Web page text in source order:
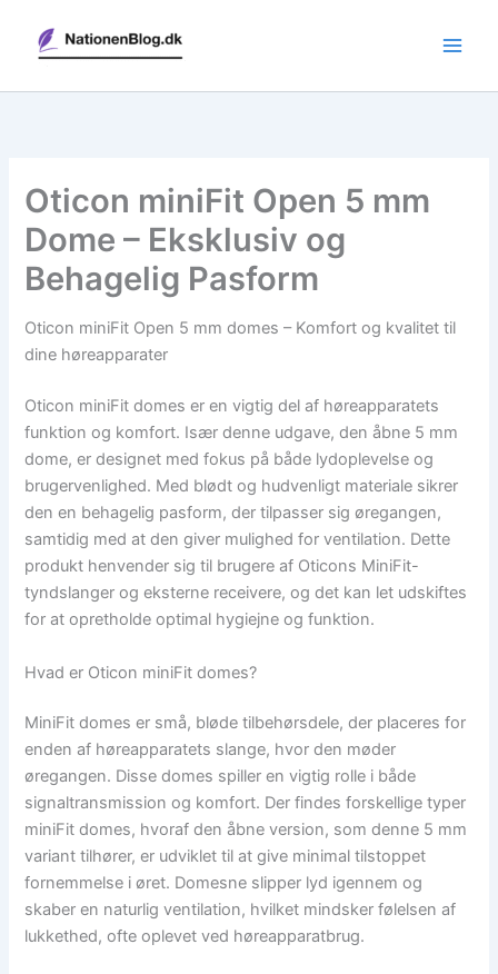
indholdet
Oticon miniFit Open 5 mm
Dome – Eksklusiv og
Behagelig Pasform
Oticon miniFit Open 5 mm domes – Komfort og kvalitet til
dine høreapparater
Oticon miniFit domes er en vigtig del af høreapparatets
funktion og komfort. Især denne udgave, den åbne 5 mm
dome, er designet med fokus på både lydoplevelse og
brugervenlighed. Med blødt og hudvenligt materiale sikrer
den en behagelig pasform, der tilpasser sig øregangen,
samtidig med at den giver mulighed for ventilation. Dette
produkt henvender sig til brugere af Oticons MiniFit-
tyndslanger og eksterne receivere, og det kan let udskiftes
for at opretholde optimal hygiejne og funktion.
Hvad er Oticon miniFit domes?
MiniFit domes er små, bløde tilbehørsdele, der placeres for
enden af høreapparatets slange, hvor den møder
øregangen. Disse domes spiller en vigtig rolle i både
signaltransmission og komfort. Der findes forskellige typer
miniFit domes, hvoraf den åbne version, som denne 5 mm
variant tilhører, er udviklet til at give minimal tilstoppet
fornemmelse i øret. Domesne slipper lyd igennem og
skaber en naturlig ventilation, hvilket mindsker følelsen af
lukkethed, ofte oplevet ved høreapparatbrug.